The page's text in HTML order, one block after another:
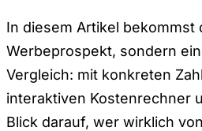
In diesem Artikel bekommst
Werbeprospekt, sondern
Vergleich: mit konkreten
interaktiven Kostenrechner
Blick darauf, wer wirklich